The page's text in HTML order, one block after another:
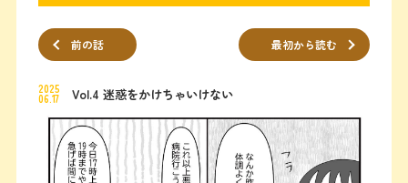
前の話 最初から読む
2025
06.17 Vol.4 迷惑をかけちゃいけない